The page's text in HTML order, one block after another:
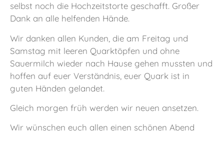
selbst noch die Hochzeitstorte geschafft. Großer
Dank an alle helfenden Hände.
Wir danken allen Kunden, die am Freitag und
Samstag mit leeren Quarktöpfen und ohne
Sauermilch wieder nach Hause gehen mussten und
hoffen auf euer Verständnis, euer Quark ist in
guten Händen gelandet.
Gleich morgen früh werden wir neuen ansetzen.
Wir wünschen euch allen einen schönen Abend